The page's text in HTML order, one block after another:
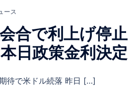
ース
合で利上げ停止
日政策金利決定
待で米ドル続落 昨日 […]